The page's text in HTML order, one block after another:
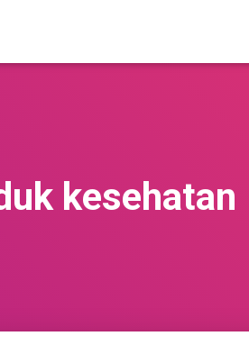
kesehatan